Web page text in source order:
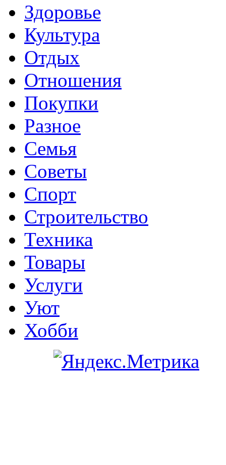
Здоровье
Культура
Отдых
Отношения
Покупки
Разное
Семья
Советы
Спорт
Строительство
Техника
Товары
Услуги
Уют
Хобби